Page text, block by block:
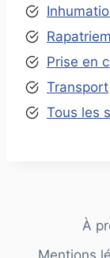
Prise en
Transport
Tous les
À
Mentions